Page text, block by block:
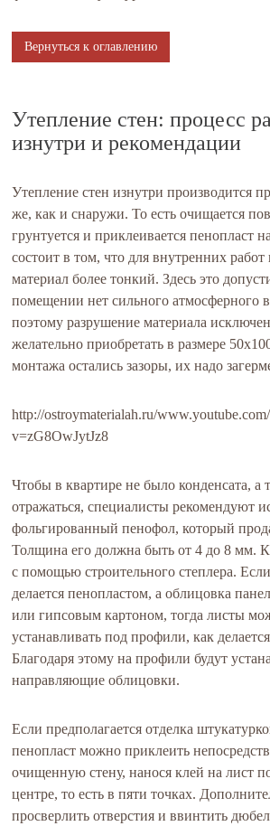
Вернуться к оглавлению
Утепление стен: процесс
изнутри и рекомендации
Утепление стен изнутри производится
же, как и снаружи. То есть очищается
грунтуется и приклеивается пенопласт
состоит в том, что для внутренних работ
материал более тонкий. Здесь это
помещении нет сильного атмосферного
поэтому разрушение материала
желательно приобретать в размере
монтажа остались зазоры, их надо
http://ostroymaterialah.ru/
v=zG8OwJytJz8
Чтобы в квартире не было конденсата, а
отражаться, специалисты рекомендуют
фольгированный пенофол, который
Толщина его должна быть от 4 до 8 мм.
с помощью строительного степлера.
делается пенопластом, а облицовка
или гипсовым картоном, тогда листы
устанавливать под профили, как
Благодаря этому на профили будут
направляющие облицовки.
Если предполагается отделка
пенопласт можно приклеить
очищенную стену, нанося клей на лист
центре, то есть в пяти точках.
просверлить отверстия и ввинтить